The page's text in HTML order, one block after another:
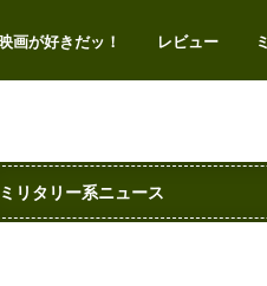
画が好きだッ！ レビュー
エアガンレビ
サバゲー
ミリタリートイ
ミリタリーア
ミリタリー系
ビデオゲーム
ミリタリー系ニュース